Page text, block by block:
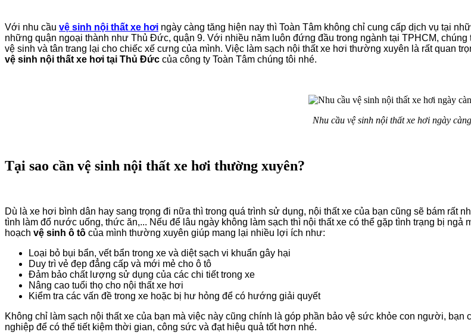
Với nhu cầu vệ sinh nội thất xe hơi ngày càng tăng hiện nay thì Toàn Tâm không chỉ cung cấp dịch vụ tại
những quận ngoại thành như Thủ Đức, quận 9. Với nhiều năm luôn đứng đầu trong ngành tại TPHCM,
vệ sinh và tân trang lại cho chiếc xế cưng của mình. Việc làm sạch nội thất xe hơi thường xuyên là rất quan
vệ sinh nội thất xe hơi tại Thủ Đức của công ty Toàn Tâm chúng tôi nhé.
Nhu cầu vệ sinh nội thất xe hơi ngày
Tại sao cần vệ sinh nội thất xe hơi thường xuyên?
Dù là xe hơi bình dân hay sang trọng đi nữa thì trong quá trình sử dụng, nội thất xe của bạn cũng sẽ bám rất
tình làm đổ nước uống, thức ăn,... Nếu để lâu ngày không làm sạch thì nội thất xe có thể gặp tình trạng bị
hoạch vệ sinh ô tô của mình thường xuyên giúp mang lại nhiều lợi ích như:
Loại bỏ bụi bẩn, vết bẩn trong xe và diệt sạch vi khuẩn gây hại
Duy trì vẻ đẹp đẳng cấp và mới mẻ cho ô tô
Đảm bảo chất lượng sử dụng của các chi tiết trong xe
Nâng cao tuổi thọ cho nội thất xe hơi
Kiểm tra các vấn đề trong xe hoặc bị hư hỏng để có hướng giải quyết
Không chỉ làm sạch nội thất xe của bạn mà việc này cũng chính là góp phần bảo vệ sức khỏe con người,
nghiệp để có thể tiết kiệm thời gian, công sức và đạt hiệu quả tốt hơn nhé.